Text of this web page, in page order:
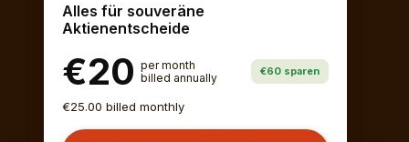
Alles für souveräne
Aktienentscheide
€20 per month
billed annually
€60 sparen
€25.00 billed monthly